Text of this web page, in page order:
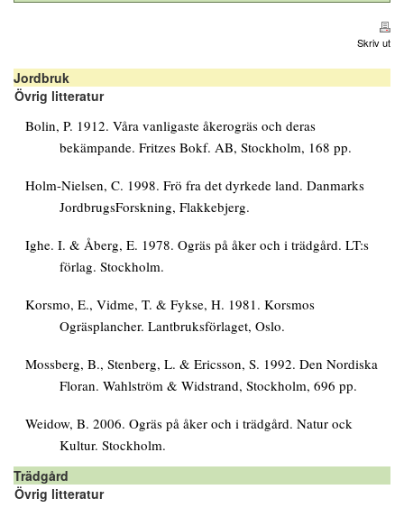
Skriv ut
Jordbruk
Övrig litteratur
Bolin, P. 1912. Våra vanligaste åkerogräs och deras
bekämpande. Fritzes Bokf. AB, Stockholm, 168 pp.
Holm-Nielsen, C. 1998. Frö fra det dyrkede land. Danmarks
JordbrugsForskning, Flakkebjerg.
Ighe. I. & Åberg, E. 1978. Ogräs på åker och i trädgård. LT:s
förlag. Stockholm.
Korsmo, E., Vidme, T. & Fykse, H. 1981. Korsmos
Ogräsplancher. Lantbruksförlaget, Oslo.
Mossberg, B., Stenberg, L. & Ericsson, S. 1992. Den Nordiska
Floran. Wahlström & Widstrand, Stockholm, 696 pp.
Weidow, B. 2006. Ogräs på åker och i trädgård. Natur ock
Kultur. Stockholm.
Trädgård
Övrig litteratur